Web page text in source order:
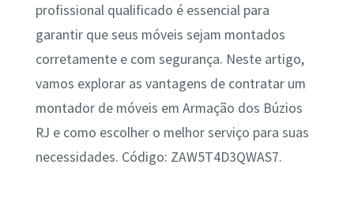
profissional qualificado é essencial para
garantir que seus móveis sejam montados
corretamente e com segurança. Neste artigo,
vamos explorar as vantagens de contratar um
montador de móveis em Armação dos Búzios
RJ e como escolher o melhor serviço para suas
necessidades. Código: ZAW5T4D3QWAS7.